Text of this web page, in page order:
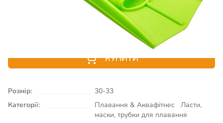
КУПИТИ
Розмір:
30-33
Категорії:
Плавання & Аквафітнес
Ласти,
маски, трубки для плавання